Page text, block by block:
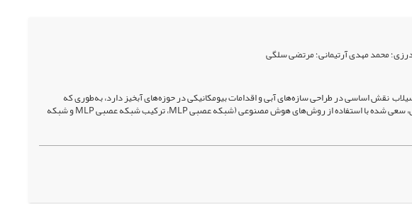
محمد مهدی آرتیمانی؛ مرتضی سلگی
نقش اساسی در طراحی سازه‌­های آبی و اقدامات بیومکانیکی در حوزه­‌های آبخیز دارد، به‌طوری ‌که
برآورد صحیح آن نقش اساسی در موفقیت کار­های اجرایی دارد. در این بررسی، سعی شده با استفاده از روش‌­های هوش مصنوعی (شبکه عصبی MLP، ترکیب شبکه عصبی MLP و شبکه